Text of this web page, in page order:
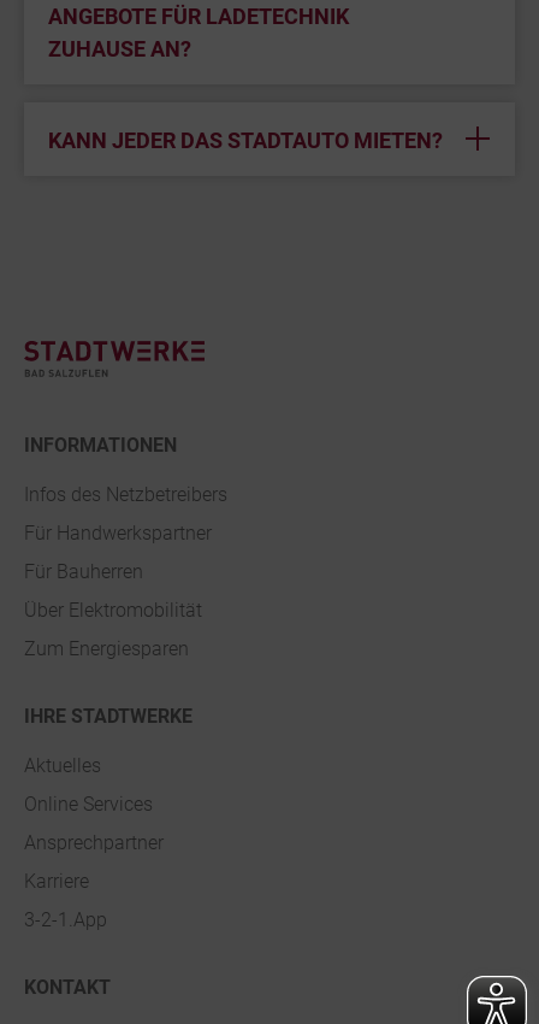
ANGEBOTE FÜR LADETECHNIK
ZUHAUSE AN?
KANN JEDER DAS STADTAUTO MIETEN?
INFORMATIONEN
Infos des Netzbetreibers
Für Handwerkspartner
Für Bauherren
Über Elektromobilität
Zum Energiesparen
IHRE STADTWERKE
Aktuelles
Online Services
Ansprechpartner
Karriere
3-2-1.App
KONTAKT